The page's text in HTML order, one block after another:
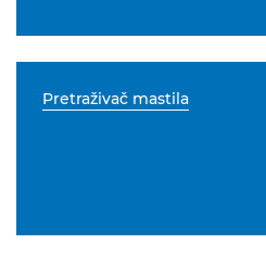
Pretraživač mastila